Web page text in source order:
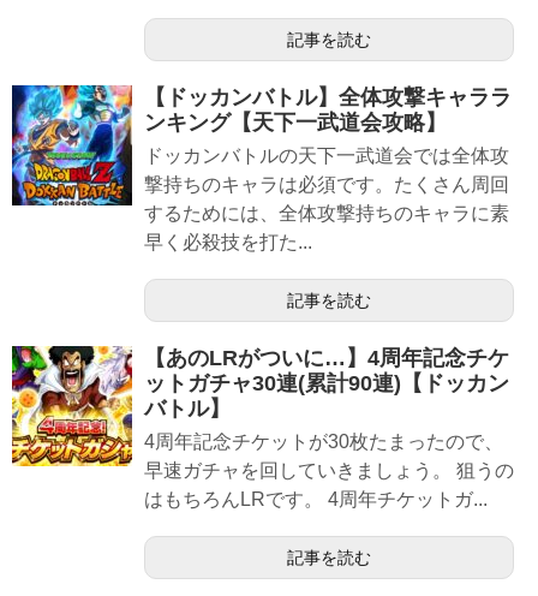
記事を読む
【ドッカンバトル】全体攻撃キャララ
ンキング【天下一武道会攻略】
ドッカンバトルの天下一武道会では全体攻
撃持ちのキャラは必須です。たくさん周回
するためには、全体攻撃持ちのキャラに素
早く必殺技を打た...
記事を読む
【あのLRがついに…】4周年記念チケ
ットガチャ30連(累計90連)【ドッカン
バトル】
4周年記念チケットが30枚たまったので、
早速ガチャを回していきましょう。 狙うの
はもちろんLRです。 4周年チケットガ...
記事を読む